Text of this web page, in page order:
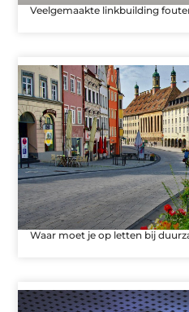
Veelgemaakte linkbuilding
Waar moet je op letten bij